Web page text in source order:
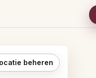
beheren